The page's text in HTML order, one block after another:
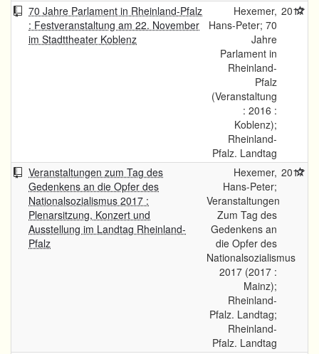
70 Jahre Parlament in Rheinland-Pfalz
: Festveranstaltung am 22. November
im Stadttheater Koblenz
Hexemer,
Hans-Peter; 70
Jahre
Parlament in
Rheinland-
Pfalz
(Veranstaltung
: 2016 :
Koblenz);
Rheinland-
Pfalz. Landtag
2017
Veranstaltungen zum Tag des
Gedenkens an die Opfer des
Nationalsozialismus 2017 :
Plenarsitzung, Konzert und
Ausstellung im Landtag Rheinland-
Pfalz
Hexemer,
Hans-Peter;
Veranstaltungen
Zum Tag des
Gedenkens an
die Opfer des
Nationalsozialismus
2017 (2017 :
Mainz);
Rheinland-
Pfalz. Landtag;
Rheinland-
Pfalz. Landtag
2017